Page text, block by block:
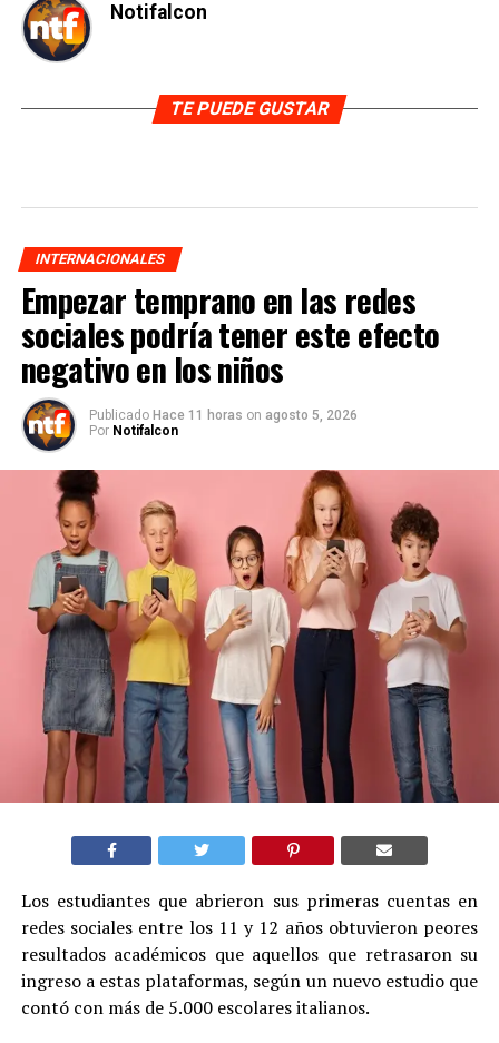
Notifalcon
TE PUEDE GUSTAR
INTERNACIONALES
Empezar temprano en las redes
sociales podría tener este efecto
negativo en los niños
Publicado Hace 11 horas on agosto 5, 2026
Por Notifalcon
Los estudiantes que abrieron sus primeras cuentas en
redes sociales entre los 11 y 12 años obtuvieron peores
resultados académicos que aquellos que retrasaron su
ingreso a estas plataformas, según un nuevo estudio que
contó con más de 5.000 escolares italianos.